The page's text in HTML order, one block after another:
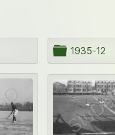
O
r
d
n
e
1935-12